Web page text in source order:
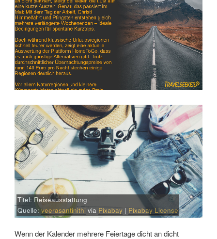
Titel: Reiseausstattung
Quelle:veerasantinithivia Pixabay | Pixabay License
Wenn der Kalender mehrere Feiertage dicht an dicht